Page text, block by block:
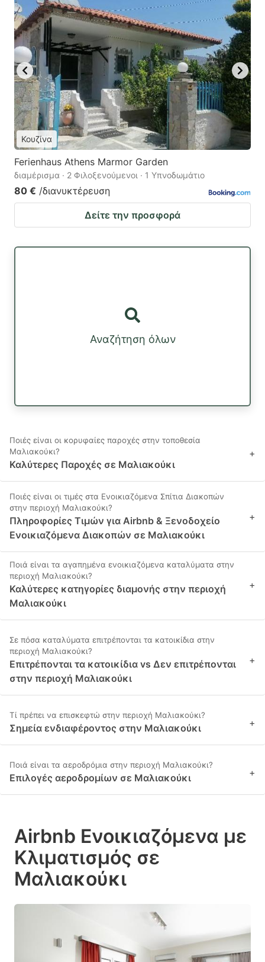
Κουζίνα
Ferienhaus Athens Marmor Garden
διαμέρισμα · 2 Φιλοξενούμενοι · 1 Υπνοδωμάτιο
80 € /διανυκτέρευση
Δείτε την προσφορά
Αναζήτηση όλων
Ποιές είναι οι κορυφαίες παροχές στην τοποθεσία
Μαλιακούκι?
Καλύτερες Παροχές σε Μαλιακούκι
+
Ποιές είναι οι τιμές στα Ενοικιαζόμενα Σπίτια Διακοπών
στην περιοχή Μαλιακούκι?
Πληροφορίες Τιμών για Airbnb & Ξενοδοχείο
Ενοικιαζόμενα Διακοπών σε Μαλιακούκι
+
Ποιά είναι τα αγαπημένα ενοικιαζόμενα καταλύματα στην
περιοχή Μαλιακούκι?
Καλύτερες κατηγορίες διαμονής στην περιοχή
Μαλιακούκι
+
Σε πόσα καταλύματα επιτρέπονται τα κατοικίδια στην
περιοχή Μαλιακούκι?
Επιτρέπονται τα κατοικίδια vs Δεν επιτρέπονται
στην περιοχή Μαλιακούκι
+
Τί πρέπει να επισκεφτώ στην περιοχή Μαλιακούκι?
Σημεία ενδιαφέροντος στην Μαλιακούκι +
Ποιά είναι τα αεροδρόμια στην περιοχή Μαλιακούκι?
Επιλογές αεροδρομίων σε Μαλιακούκι +
Airbnb Ενοικιαζόμενα με
Κλιματισμός σε
Μαλιακούκι